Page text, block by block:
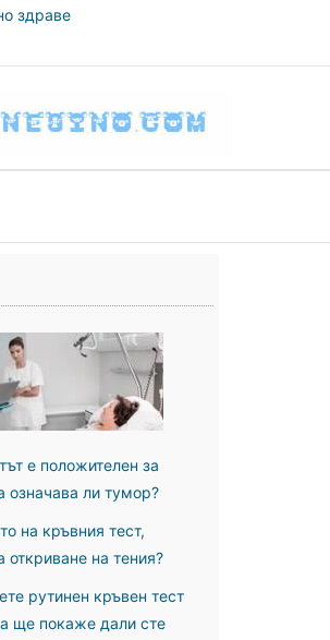
здраве
е положителен за
означава ли тумор?
на кръвния тест,
откриване на тения?
рутинен кръвен тест
ще покаже дали сте